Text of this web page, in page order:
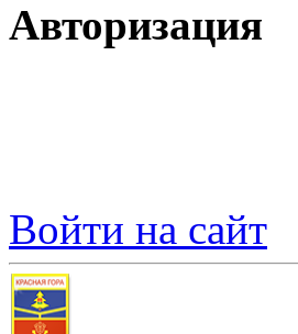
Авторизация
Войти на сайт